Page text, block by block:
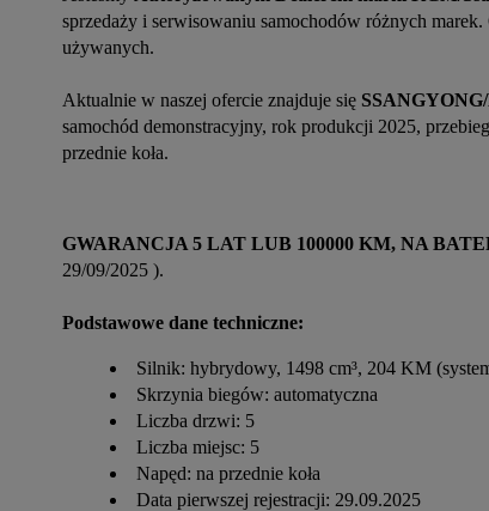
sprzedaży i serwisowaniu samochodów różnych
używanych.
Aktualnie w naszej ofercie znajduje się
samochód demonstracyjny, rok produkcji 2025,
przednie koła.
GWARANCJA 5 LAT LUB 100000 KM, NA
29/09/2025 ).
Podstawowe dane techniczne:
Silnik: hybrydowy, 1498 cm³, 204 KM
Skrzynia biegów: automatyczna
Liczba drzwi: 5
Liczba miejsc: 5
Napęd: na przednie koła
Data pierwszej rejestracji: 29.09.2025